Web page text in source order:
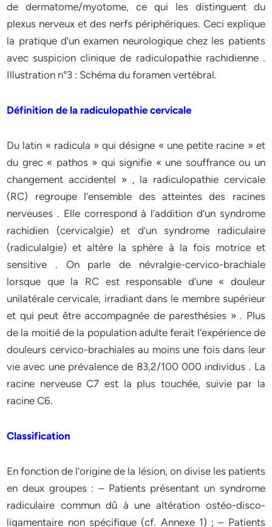
de dermatome/myotome, ce qui les distinguent du
plexus nerveux et des nerfs périphériques. Ceci explique
la pratique d’un examen neurologique chez les patients
avec suspicion clinique de radiculopathie rachidienne .
Illustration n°3 : Schéma du foramen vertébral.
Définition de la radiculopathie cervicale
Du latin « radicula » qui désigne « une petite racine » et
du grec « pathos » qui signifie « une souffrance ou un
changement accidentel » , la radiculopathie cervicale
(RC) regroupe l’ensemble des atteintes des racines
nerveuses . Elle correspond à l’addition d’un syndrome
rachidien (cervicalgie) et d’un syndrome radiculaire
(radiculalgie) et altère la sphère à la fois motrice et
sensitive . On parle de névralgie-cervico-brachiale
lorsque que la RC est responsable d’une « douleur
unilatérale cervicale, irradiant dans le membre supérieur
et qui peut être accompagnée de paresthésies » . Plus
de la moitié de la population adulte ferait l’expérience de
douleurs cervico-brachiales au moins une fois dans leur
vie avec une prévalence de 83,2/100 000 individus . La
racine nerveuse C7 est la plus touchée, suivie par la
racine C6.
Classification
En fonction de l’origine de la lésion, on divise les patients
en deux groupes : – Patients présentant un syndrome
radiculaire commun dû à une altération ostéo-disco-
ligamentaire non spécifique (cf. Annexe 1) ; – Patients